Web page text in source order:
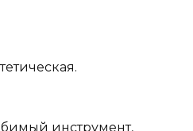
инструмент,